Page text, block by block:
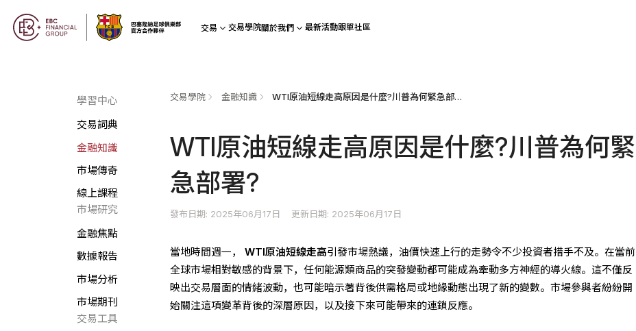
交易 交易學院關於我們 最新活動跟單社區
學習中心
交易詞典
金融知識
市場傳奇
線上課程
市場研究
金融焦點
數據報告
市場分析
市場期刊
交易工具
交易學院 金融知識 WTI原油短線走高原因是什麼?川普為何緊急部署?
WTI原油短線走高原因是什麼?川普為何緊
急部署?
發布日期: 2025年06月17日 更新日期: 2025年06月17日
當地時間週一，WTI原油短線走高引發市場熱議，油價快速上行的走勢令不少投資者措手不及。在當前
全球市場相對敏感的背景下，任何能源類商品的突發變動都可能成為牽動多方神經的導火線。這不僅反
映出交易層面的情緒波動，也可能暗示著背後供需格局或地緣動態出現了新的變數。市場參與者紛紛開
始關注這項變革背後的深層原因，以及接下來可能帶來的連鎖反應。